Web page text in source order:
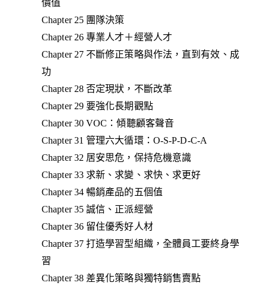
價值
Chapter 25 團隊決策
Chapter 26 專業人才＋經營人才
Chapter 27 不斷修正策略與作法，直到有效、成
功
Chapter 28 否定現狀，不斷改革
Chapter 29 要強化長期觀點
Chapter 30 VOC：傾聽顧客聲音
Chapter 31 管理六大循環：O-S-P-D-C-A
Chapter 32 居安思危，保持危機意識
Chapter 33 求新、求變、求快、求更好
Chapter 34 暢銷產品的五個值
Chapter 35 誠信、正派經營
Chapter 36 留住優秀好人材
Chapter 37 打造學習型組織，全體員工要終身學
習
Chapter 38 差異化策略與獨特銷售賣點